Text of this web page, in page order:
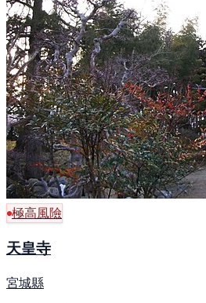
極高風險
天皇寺
宮城縣